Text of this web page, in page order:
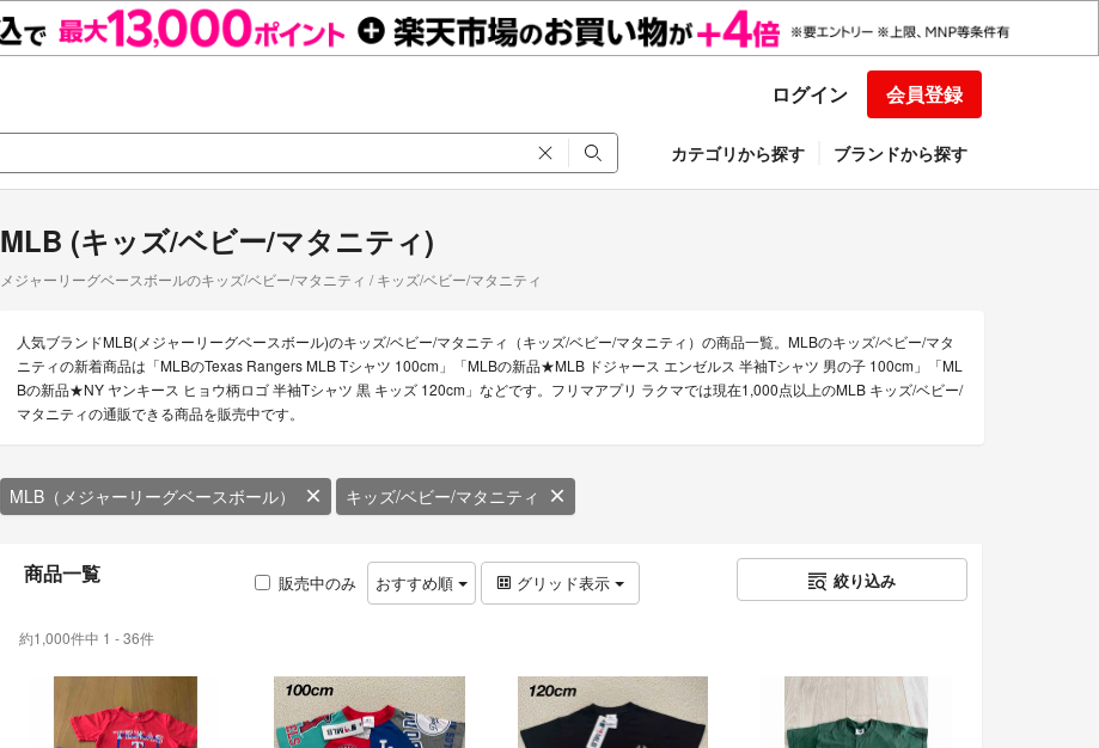
ログイン 会員登録
カテゴリから探す ブランドから探す
MLB (キッズ/ベビー/マタニティ)
メジャーリーグベースボールのキッズ/ベビー/マタニティ / キッズ/ベビー/マタニティ
人気ブランドMLB(メジャーリーグベースボール)のキッズ/ベビー/マタニティ（キッズ/ベビー/マタニティ）の商品一覧。MLBのキッズ/ベビー/マタ
ニティの新着商品は「MLBのTexas Rangers MLB Tシャツ 100cm」「MLBの新品★MLB ドジャース エンゼルス 半袖Tシャツ 男の子 100cm」「ML
Bの新品★NY ヤンキース ヒョウ柄ロゴ 半袖Tシャツ 黒 キッズ 120cm」などです。フリマアプリ ラクマでは現在1,000点以上のMLB キッズ/ベビー/
マタニティの通販できる商品を販売中です。
MLB（メジャーリーグベースボール） キッズ/ベビー/マタニティ
商品一覧 販売中のみ おすすめ順 グリッド表示 絞り込み
約1,000件中 1 - 36件